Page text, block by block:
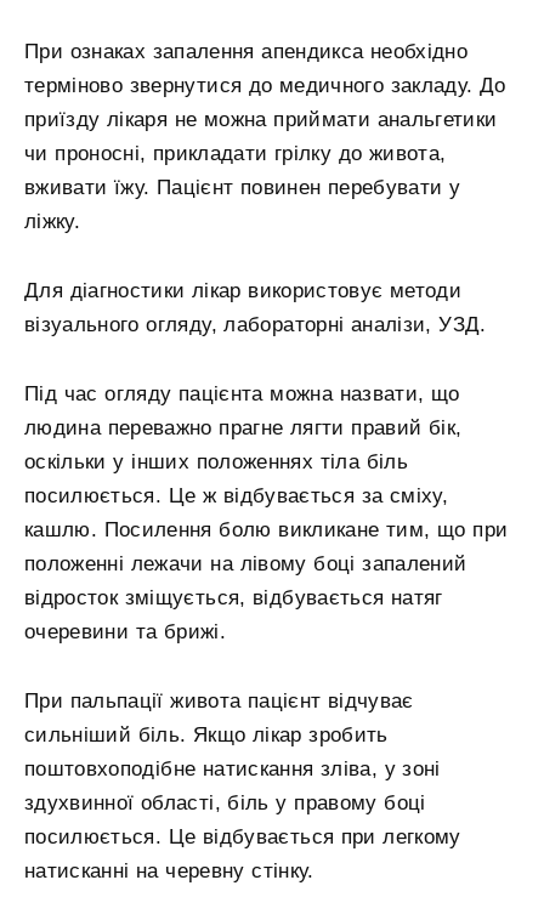
При ознаках запалення апендикса необхідно
терміново звернутися до медичного закладу. До
приїзду лікаря не можна приймати анальгетики
чи проносні, прикладати грілку до живота,
вживати їжу. Пацієнт повинен перебувати у
ліжку.
Для діагностики лікар використовує методи
візуального огляду, лабораторні аналізи, УЗД.
Під час огляду пацієнта можна назвати, що
людина переважно прагне лягти правий бік,
оскільки у інших положеннях тіла біль
посилюється. Це ж відбувається за сміху,
кашлю. Посилення болю викликане тим, що при
положенні лежачи на лівому боці запалений
відросток зміщується, відбувається натяг
очеревини та брижі.
При пальпації живота пацієнт відчуває
сильніший біль. Якщо лікар зробить
поштовхоподібне натискання зліва, у зоні
здухвинної області, біль у правому боці
посилюється. Це відбувається при легкому
натисканні на черевну стінку.